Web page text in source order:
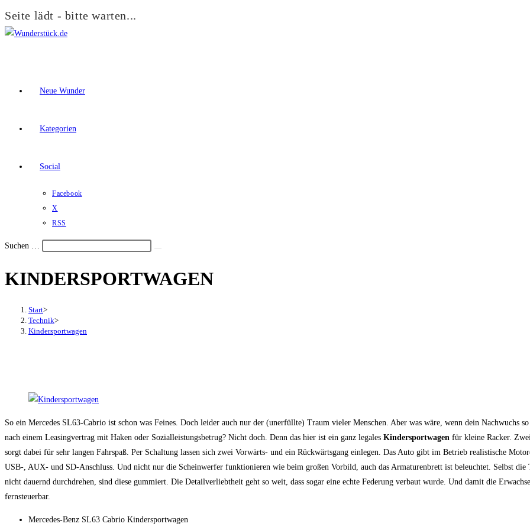
Seite lädt - bitte warten...
Zum
Neue Wunder
Kategorien
Social
Facebook
X
RSS
Suchen …
den
einzuklappen
KINDERSPORTWAGEN
Start>
Technik>
Kindersportwagen
So ein Mercedes SL63-Cabrio ist schon was Feines. Doch leider auch nur der (unerfüllte) Traum vieler Menschen. Aber was wäre, wenn dein Nachwuchs
nach einem Leasingvertrag mit Haken oder Sozialleistungsbetrug? Nicht doch. Denn das hier ist ein ganz legales Kindersportwagen für kleine Racker.
sorgt dabei für sehr langen Fahrspaß. Per Schaltung lassen sich zwei Vorwärts- und ein Rückwärtsgang einlegen. Das Auto gibt im Betrieb realistische
USB-, AUX- und SD-Anschluss. Und nicht nur die Scheinwerfer funktionieren wie beim großen Vorbild, auch das Armaturenbrett ist beleuchtet. Selbst
nicht dauernd durchdrehen, sind diese gummiert. Die Detailverliebtheit geht so weit, dass sogar eine echte Federung verbaut wurde. Und damit die
fernsteuerbar.
Mercedes-Benz SL63 Cabrio Kindersportwagen